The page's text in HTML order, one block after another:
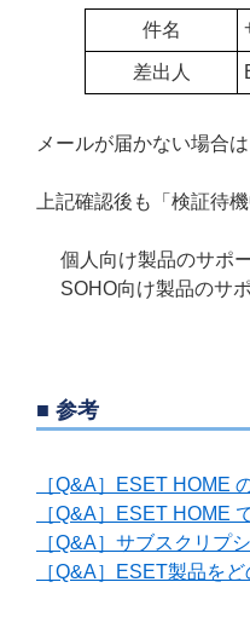
件名
差出人
メールが届かない場合
上記確認後も「検証待
個人向け製品のサポ
SOHO向け製品のサ
■ 参考
［Q&A］ESET HOME
［Q&A］ESET HOME
［Q&A］サブスクリプ
［Q&A］ESET製品を